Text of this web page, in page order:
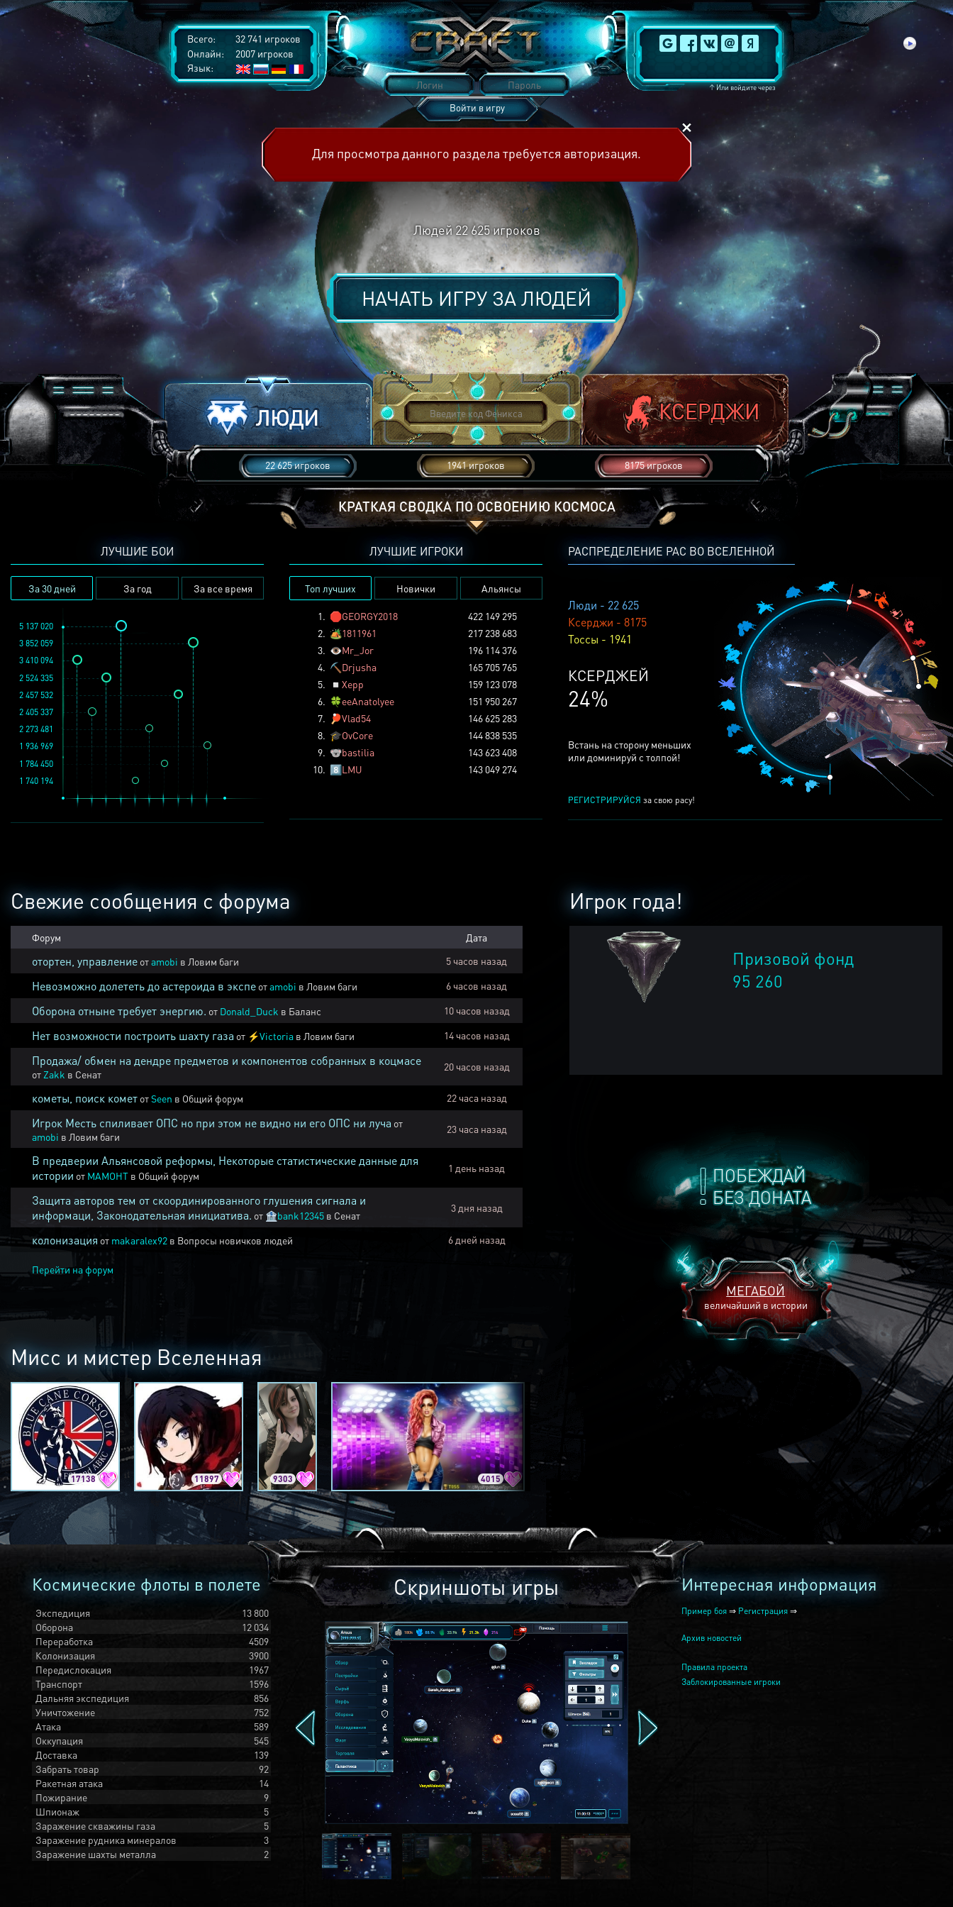
Всего:
32 741 игроков
Онлайн:
2007 игроков
Язык:
↑Или войдите через
Войти в игру
Для просмотра данного раздела требуется авторизация.
Людей 22 625игроков
НАЧАТЬ ИГРУ ЗАЛЮДЕЙ
22 625 игроков 1941 игроков 8175 игроков
КРАТКАЯ СВОДКА ПО ОСВОЕНИЮ КОСМОСА
РАСПРЕДЕЛЕНИЕ РАС ВО ВСЕЛЕННОЙ
Люди - 22 625
Ксерджи - 8175
Тоссы - 1941
КСЕРДЖЕЙ
24%
Встань на сторону меньших
или доминируй с толпой!
РЕГИСТРИРУЙСЯ за свою расу!
ЛУЧШИЕ БОИ
За 30 дней За год За все время
1 936 969
3 852 059
2 457 532
1 784 450
2 273 481
1 740 194
5 137 020
2 524 335
2 405 337
3 410 094
ЛУЧШИЕ ИГРОКИ
Топ лучших Новички Альянсы
1. 🛑GEORGY2018
422 149 295
2. 🏕️1811961
217 238 683
3. 👁️Mr_Jor
196 114 376
4. ⛏️ Drjusha
165 705 765
5.
◽ Xepp
159 123 078
6. 🍀eeAnatolyee
151 950 267
7.
🏓Vlad54
146 625 283
8. 🎓OvCore
144 838 535
9. 🐨bastilia
143 623 408
10. 8️⃣LMU 143 049 274
ПОБЕЖДАЙ
БЕЗ ДОНАТА
МЕГАБОЙ
величайший в истории
Игрок года!
Призовой фонд
95 260
Свежие сообщения с форума
Форум Дата
отортен, управление отamobi в Ловим баги 5 часов назад
Невозможно долететь до астероида в экспе отamobi в Ловим баги 6 часов назад
Оборона отныне требует энергию. от Donald_Duck в Баланс 10 часов назад
Нет возможности построить шахту газа от ⚡Victoria в Ловим баги 14 часов назад
Продажа/ обмен на дендре предметов и компонентов собранных в коцмасе
от Zakk в Сенат
20 часов назад
кометы, поиск комет отSeen в Общий форум 22 часа назад
Игрок Месть спиливает ОПС но при этом не видно ни его ОПС ни луча от
amobi в Ловим баги
23 часа назад
В предверии Альянсовой реформы, Некоторые статистические данные для
истории от MAMOHT в Общий форум
1 день назад
Защита авторов тем от скоординированного глушения сигнала и
информаци, Законодательная инициатива. от 🏦bank12345 в Сенат
3 дня назад
колонизация от makaralex92 в Вопросы новичков людей 6 дней назад
Перейти на форум
Мисс и мистер Вселенная
17138 11897 9303 4015 2240
Космические флоты в полете
Экспедиция
13 800
Оборона
12 034
Переработка
4509
Колонизация
3900
Передислокация
1967
Транспорт
1596
Дальняя экспедиция
856
Уничтожение
752
Атака
589
Оккупация
545
Доставка
139
Забрать товар
92
Ракетная атака
14
Пожирание
9
Шпионаж
5
Заражение скважины газа
5
Заражение рудника минералов
3
Заражение шахты металла
2
Скриншоты игры Интересная информация
Пример боя ⇒ Регистрация ⇒
Архив новостей
Правила проекта
Заблокированные игроки